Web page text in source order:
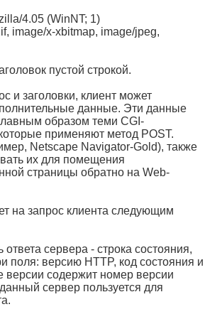
4.05 (WinNT; 1)
image/x-xbitmap, image/jpeg,
пустой строкой.
и заголовки, клиент может
данные. Эти данные
образом теми CGI-
применяют метод POST.
Netscape Navigator-Gold), также
их для помещения
страницы обратно на Web-
на запрос клиента следующим
ответа сервера - строка состояния,
поля: версию HTTP, код состояния и
версии содержит номер версии
сервер пользуется для